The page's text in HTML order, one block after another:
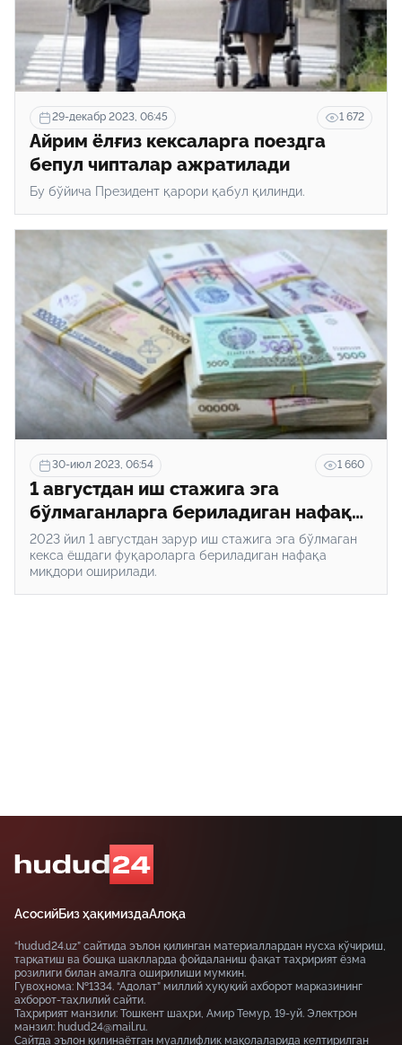
29-декабр 2023, 06:45 1 672
Айрим ёлғиз кексаларга поездга
бепул чипталар ажратилади
Бу бўйича Президент қарори қабул қилинди.
30-июл 2023, 06:54 1 660
1 августдан иш стажига эга
бўлмаганларга бериладиган нафақа
миқдори оширилади
2023 йил 1 августдан зарур иш стажига эга бўлмаган
кекса ёшдаги фуқароларга бериладиган нафақа
миқдори оширилади.
АсосийБиз ҳақимиздаАлоқа
“hudud24.uz” сайтида эълон қилинган материаллардан нусха кўчириш,
тарқатиш ва бошқа шаклларда фойдаланиш фақат таҳририят ёзма
розилиги билан амалга оширилиши мумкин.
Гувоҳнома: №1334. “Адолат” миллий ҳуқуқий ахборот марказининг
ахборот-таҳлилий сайти.
Таҳририят манзили: Тошкент шаҳри, Амир Темур, 19-уй. Электрон
манзил: hudud24@mail.ru.
Сайтда эълон қилинаётган муаллифлик мақолаларида келтирилган